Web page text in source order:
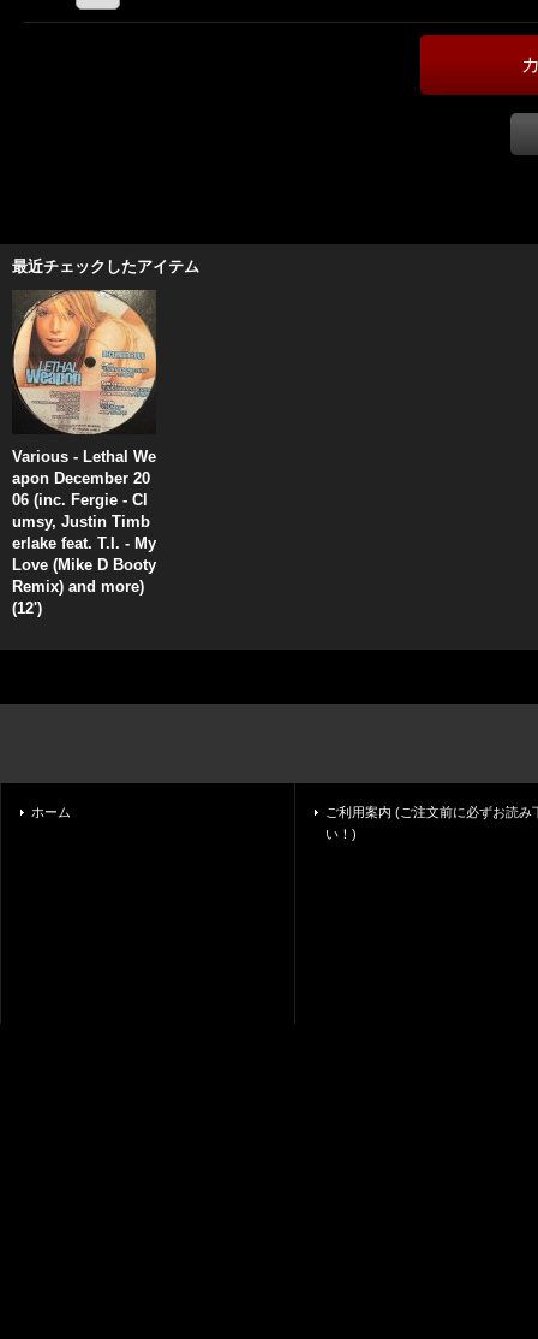
最近チェックしたアイテム
Various - Lethal We
apon December 20
06 (inc. Fergie - Cl
umsy, Justin Timb
erlake feat. T.I. - My
Love (Mike D Booty
Remix) and more)
(12')
ホーム
ご利用案内 (ご注文前に必ずお読み
い！)